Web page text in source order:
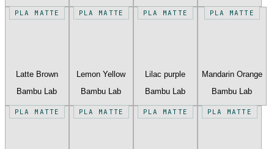
PLA MATTE
Latte Brown
Bambu Lab
PLA MATTE
Lemon Yellow
Bambu Lab
PLA MATTE
Lilac purple
Bambu Lab
PLA MATTE
Mandarin Orange
Bambu Lab
PLA MATTE PLA MATTE PLA MATTE PLA MATTE